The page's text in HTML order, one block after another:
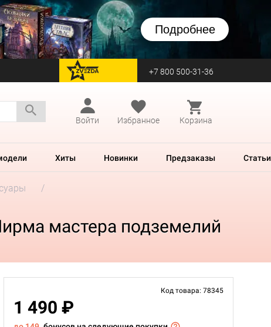
Подробнее
перейти на Zvezda +7 800 500-31-36
Войти
Избранное Корзина
Хиты Новинки Предзаказы Статьи
мастера подземелий
Код товара: 78345
1 490 ₽